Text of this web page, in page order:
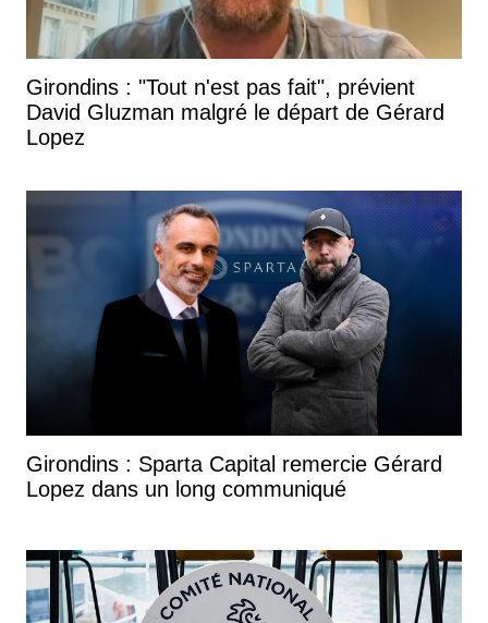
Girondins : "Tout n'est pas fait", prévient
David Gluzman malgré le départ de Gérard
Lopez
Girondins : Sparta Capital remercie Gérard
Lopez dans un long communiqué